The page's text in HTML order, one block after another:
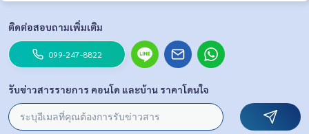
ติดต่อสอบถามเพิ่มเติม
099-247-8822
รับข่าวสารรายการ คอนโด และบ้าน ราคาโดนใจ